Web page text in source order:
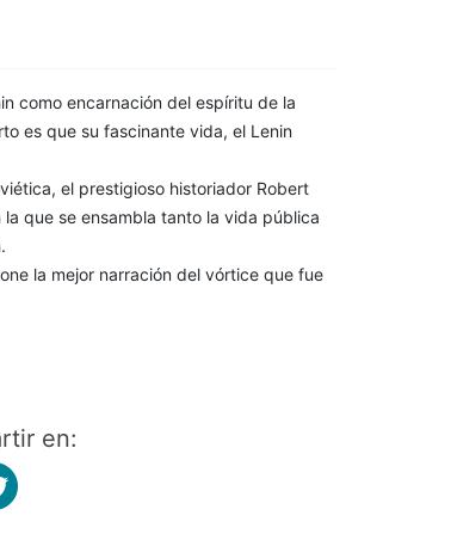
como encarnación del espíritu de la
es que su fascinante vida, el Lenin
el prestigioso historiador Robert
que se ensambla tanto la vida pública
la mejor narración del vórtice que fue
en: